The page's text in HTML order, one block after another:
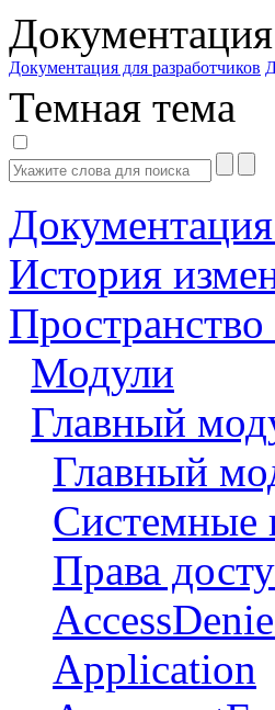
Документация для разработчиков
Темная тема
История
Модули
Главный
Главный
Системные
Права
Application